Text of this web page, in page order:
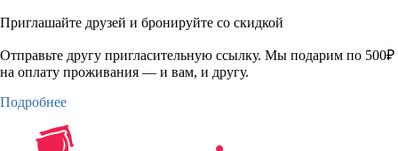
Приглашайте друзей и бронируйте со скидкой
Отправьте другу пригласительную ссылку. Мы подарим по 500₽
на оплату проживания — и вам, и другу.
Подробнее